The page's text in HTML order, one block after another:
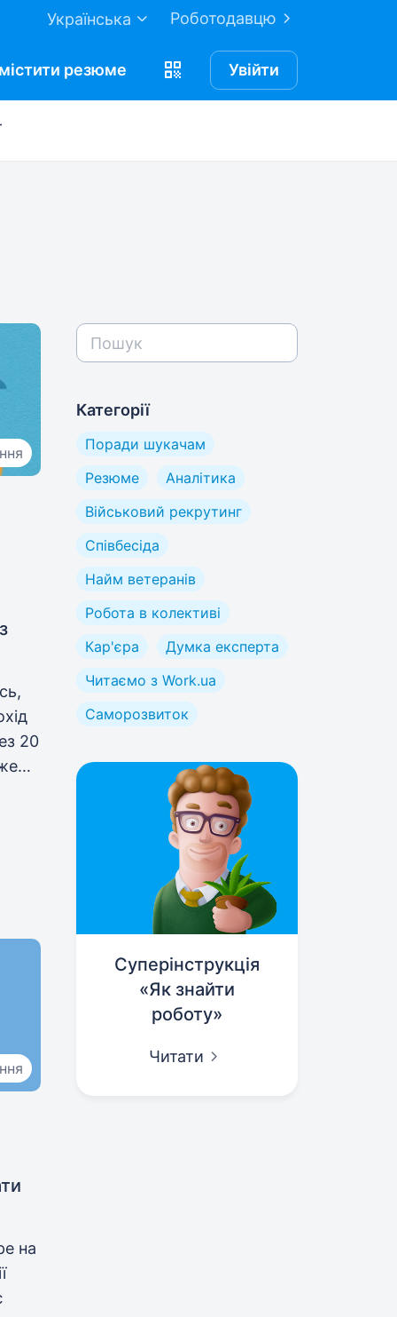
Роботодавцю
Українська
резюме Увійти
Категорії
Поради шукачам
Резюме
Аналітика
Військовий рекрутинг
Співбесіда
Найм ветеранів
Робота в колективі
Кар'єра
Думка експерта
Читаємо з Work.ua
Саморозвиток
Суперінструкція
«Як знайти
роботу»
Читати
20
на